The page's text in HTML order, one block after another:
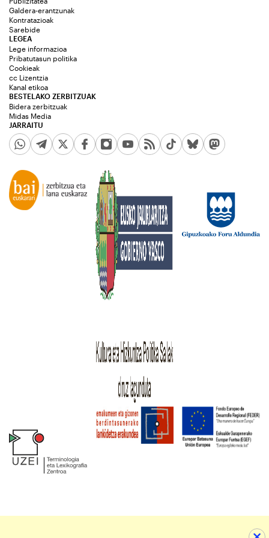
Galdera-erantzunak
Kontratazioak
Sarebide
JARRAITU
LEGEA
Lege informazioa
Pribatutasun politika
Cookieak
cc Lizentzia
Kanal etikoa
BESTELAKO ZERBITZUAK
Bidera zerbitzuak
Midas Media